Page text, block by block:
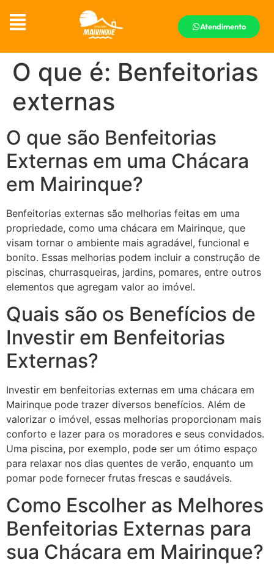
Atendimento
O que é: Benfeitorias
externas
O que são Benfeitorias
Externas em uma Chácara
em Mairinque?
Benfeitorias externas são melhorias feitas em uma
propriedade, como uma chácara em Mairinque, que
visam tornar o ambiente mais agradável, funcional e
bonito. Essas melhorias podem incluir a construção de
piscinas, churrasqueiras, jardins, pomares, entre outros
elementos que agregam valor ao imóvel.
Quais são os Benefícios de
Investir em Benfeitorias
Externas?
Investir em benfeitorias externas em uma chácara em
Mairinque pode trazer diversos benefícios. Além de
valorizar o imóvel, essas melhorias proporcionam mais
conforto e lazer para os moradores e seus convidados.
Uma piscina, por exemplo, pode ser um ótimo espaço
para relaxar nos dias quentes de verão, enquanto um
pomar pode fornecer frutas frescas e saudáveis.
Como Escolher as Melhores
Benfeitorias Externas para
sua Chácara em Mairinque?